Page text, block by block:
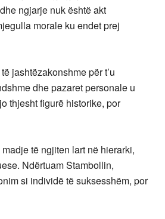
ngjarje nuk është akt
morale ku endet prej
jashtëzakonshme për t’u
dhe pazaret personale u
thjesht figurë historike, por
të ngjiten lart në hierarki,
Ndërtuam Stambollin,
si individë të suksesshëm, por